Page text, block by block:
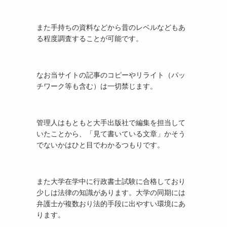
また手持ちの資料などから昔のレベルなどもあ
る程度調査することが可能です。
なお当サイトの記事のコピーやリライト（パッ
チワーク等も含む）は一切禁じます。
管理人はもともと大手出版社で編集を担当して
いたことから、「見て書いている文章」かそう
でないかはひと目でわかるつもりです。
また大学在学中に行政書士試験に合格しており
少しは法律の知識があります。大学の同期には
弁護士が複数おり法的手段に出やすい環境にあ
ります。